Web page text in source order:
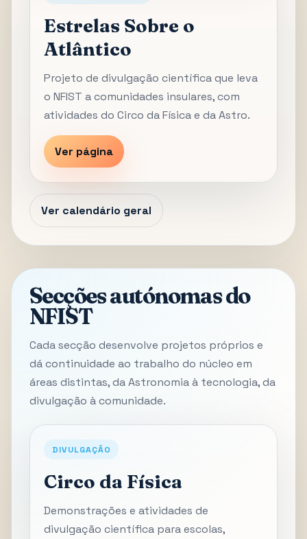
Estrelas Sobre o
Atlântico
Projeto de divulgação científica que leva
o NFIST a comunidades insulares, com
atividades do Circo da Física e da Astro.
Ver página
Ver calendário geral
Secções autónomas do
NFIST
Cada secção desenvolve projetos próprios e
dá continuidade ao trabalho do núcleo em
áreas distintas, da Astronomia à tecnologia, da
divulgação à comunidade.
DIVULGAÇÃO
Circo da Física
Demonstrações e atividades de
divulgação científica para escolas,